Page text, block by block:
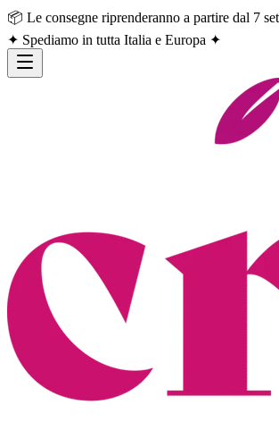
📦 Le consegne riprenderanno a partire dal 7
✦ Spediamo in tutta Italia e Europa ✦